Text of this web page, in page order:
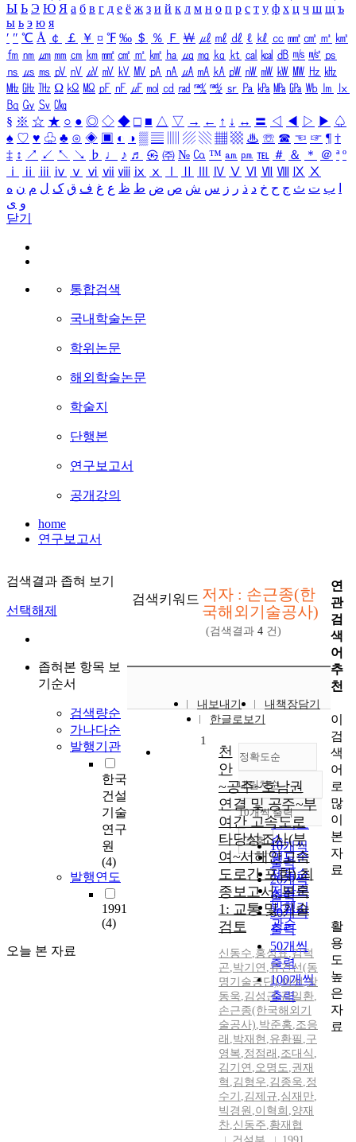
Ы Ь Э Ю Я а б в г д е ё ж з и й к л м н о п р с т у ф х ц ч ш щ ъ
ы ь э ю я
′ ″ ℃ Å ￠ ￡ ￥ ¤ ℉ ‰ ＄ ％ Ｆ ￦ ㎕ ㎖ ㎗ ℓ ㎘ ㏄ ㎣ ㎤ ㎥ ㎦
㎙ ㎚ ㎛ ㎜ ㎝ ㎞ ㎟ ㎠ ㎡ ㎢ ㏊ ㎍ ㎎ ㎏ ㏏ ㎈ ㎉ ㏈ ㎧ ㎨ ㎰
㎱ ㎲ ㎳ ㎴ ㎵ ㎶ ㎷ ㎸ ㎹ ㎀ ㎁ ㎂ ㎃ ㎄ ㎺ ㎻ ㎽ ㎾ ㎿ ㎐ ㎑
㎒ ㎓ ㎔ Ω ㏀ ㏁ ㎊ ㎋ ㎌ ㏖ ㏅ ㎭ ㎮ ㎯ ㏛ ㎩ ㎪ ㎫ ㎬ ㏝ ㏐
㏓
㏃ ㏉ ㏜ ㏆
§ ※ ☆ ★ ○ ● ◎ ◇ ◆ □ ■ △ ▽ → ← ↑ ↓ ↔ 〓 ◁ ◀ ▷ ▶ ♤
♠ ♡ ♥ ♧ ♣ ⊙ ◈ ▣ ◐ ◑ ▒ ▤ ▨ ▧ ▦ ▩ ♨ ☏ ☎ ☜ ☞ ¶ †
‡ ↕ ↗ ↙ ↖ ↘ ♭ ♩ ♪ ♬ ㉿ ㈜ № ㏇ ™ ㏂ ㏘ ℡ ＃ ＆ ＊ ＠ ª º
ⅰ
ⅱ ⅲ ⅳ ⅴ ⅵ ⅶ ⅷ ⅸ ⅹ Ⅳ Ⅴ Ⅵ Ⅶ Ⅷ Ⅸ Ⅹ
ب ت ث ج ح خ د ذ ر ز س ش ص ض ط ظ ع غ ف ق ک ل م ن ه
و ی
닫기
통합검색
국내학술논문
학위논문
해외학술논문
학술지
단행본
연구보고서
공개강의
home
연구보고서
검색결과 좁혀 보기
선택해제
좁혀본 항목 보
기순서
검색량순
가나다순
발행기관
한국
건설
기술
연구
원
(4)
발행연도
1991
(4)
오늘 본 자료
검색키워드 저자 : 손근종(한
국해외기술공사)
(검색결과 4 건)
내보내기
내책장담기
한글로보기
정확도순
정확도
순
인기도
순
연도순
제목순
저자순
발행기
관순
내림차순
내림차순
10개씩 출력
10개씩
출력
20개씩
출력
30개씩
출력
50개씩
출력
100개씩
출력
조회
1
천
안
~공주~호남권
연결 및 공주~부
여간 고속도로
타당성조사(부
여~서해안고속
도로간 포함) 최
종보고서, 부록
1: 교통 및 기술
검토
신동수,홍성표,김덕
곤,박기연 ,유건선(동
명기술공단),이선,장
동욱,김성근,김일환,
손근종(한국해외기
술공사),박준홍,조응
래 ,박재현 ,유환필 ,구
영복,정점래 ,조대식 ,
김기연 ,오명도,권재
혁 ,김형우,김종욱,정
수기 ,김제규,심재만,
빅경원 ,이혁희 ,양재
찬,신동주,황재협
연
관
검
색
어
추
천
이
검
색
어
로
많
이
본
자
료
활
용
도
높
은
자
료